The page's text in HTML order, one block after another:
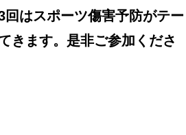
はスポーツ傷害予防がテー
きます。是非ご参加くださ